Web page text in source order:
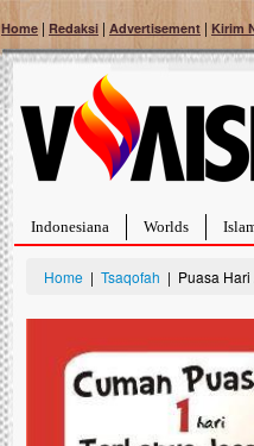
Home | Redaksi | Advertisement | Kirim
Indonesiana Worlds
Home | Tsaqofah | Puasa Hari
Bantu
Tumor